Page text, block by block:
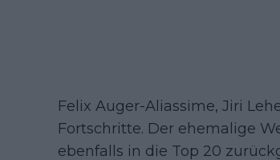
Felix Auger-Aliassime, Jiri
Fortschritte. Der ehemalige
ebenfalls in die Top 20